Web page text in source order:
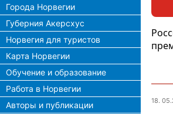
Города Норвегии
Губерния Акерсхус
Норвегия для туристов
Карта Норвегии
Обучение и образование
Работа в Норвегии
Авторы и публикации
18.